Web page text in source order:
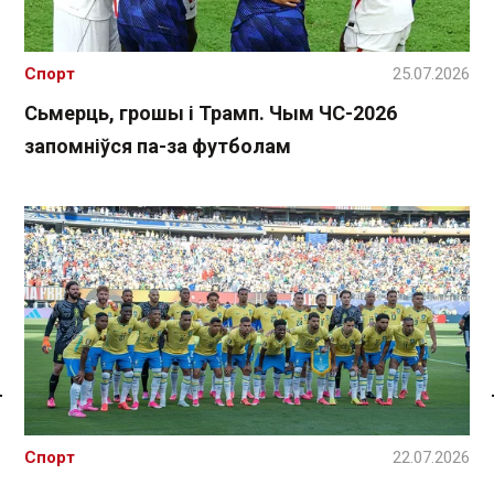
Спасылка без VPN
Сьмерць, грошы і Трамп. Чым ЧС-2026
запомніўся па-за футболам
Спорт 25.07.2026
Спорт 22.07.2026